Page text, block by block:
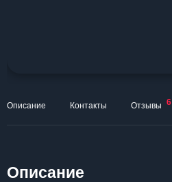
Описание Контакты Отзывы 6
Описание